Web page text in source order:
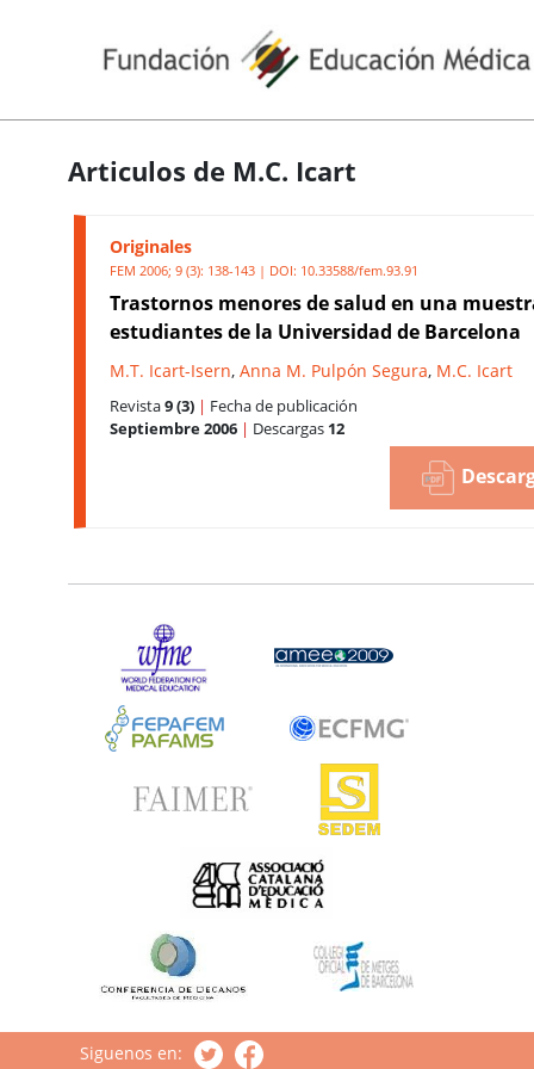
Articulos de M.C. Icart
Originales
FEM 2006; 9 (3): 138-143 | DOI: 10.33588/fem.93.91
Trastornos menores de salud en una
estudiantes de la Universidad de Barcelona
M.T. Icart-Isern, Anna M. Pulpón Segura, M.C. Icart
Revista9 (3) | Fecha de publicación
Septiembre 2006 | Descargas 12
Siguenos en: